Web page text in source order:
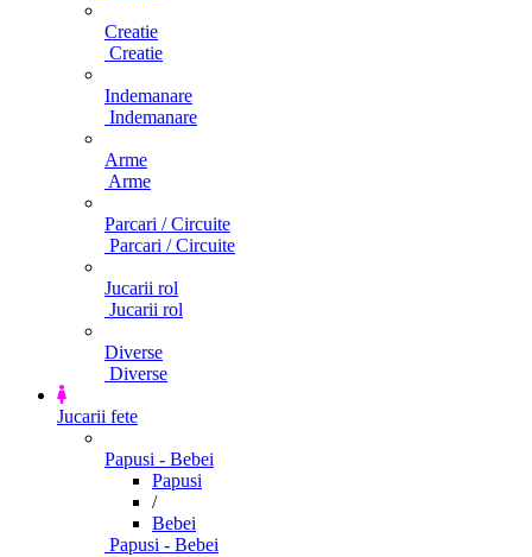
Creatie
Creatie
Indemanare
Indemanare
Arme
Arme
Parcari / Circuite
Parcari / Circuite
Jucarii rol
Jucarii rol
Diverse
Diverse
Jucarii fete
Papusi - Bebei
Papusi
/
Bebei
Papusi - Bebei